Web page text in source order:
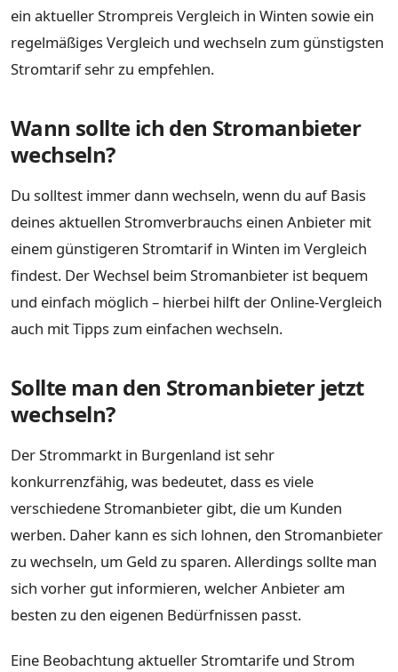
ein aktueller Strompreis Vergleich in Winten sowie ein
regelmäßiges Vergleich und wechseln zum günstigsten
Stromtarif sehr zu empfehlen.
Wann sollte ich den Stromanbieter
wechseln?
Du solltest immer dann wechseln, wenn du auf Basis
deines aktuellen Stromverbrauchs einen Anbieter mit
einem günstigeren Stromtarif in Winten im Vergleich
findest. Der Wechsel beim Stromanbieter ist bequem
und einfach möglich – hierbei hilft der Online-Vergleich
auch mit Tipps zum einfachen wechseln.
Sollte man den Stromanbieter jetzt
wechseln?
Der Strommarkt in Burgenland ist sehr
konkurrenzfähig, was bedeutet, dass es viele
verschiedene Stromanbieter gibt, die um Kunden
werben. Daher kann es sich lohnen, den Stromanbieter
zu wechseln, um Geld zu sparen. Allerdings sollte man
sich vorher gut informieren, welcher Anbieter am
besten zu den eigenen Bedürfnissen passt.
Eine Beobachtung aktueller Stromtarife und Strom